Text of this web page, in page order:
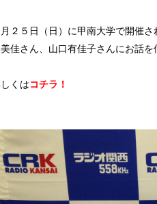
月２５日（日）に甲南大学で開催
佳さん、山口有佳子さんにお話を
くはコチラ！